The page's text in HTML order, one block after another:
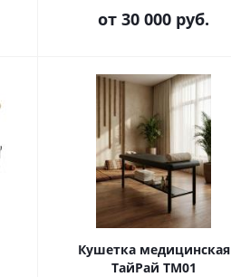
от 30 000 руб.
Кушетка медицинская
ТайРай TM01